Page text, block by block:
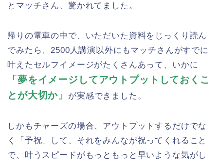
とマッチさん、驚かれてました。
帰りの電車の中で、いただいた資料をじっくり読ん
でみたら、2500人講演以外にもマッチさんがすでに
叶えたセルフイメージがたくさんあって、いかに
「夢をイメージしてアウトプットしておくこ
とが大切か」
が実感できました。
しかもチャーズの場合、アウトプットするだけでな
く「予祝」して、それをみんなが祝ってくれること
で、叶うスピードがもっともっと早いような気がし